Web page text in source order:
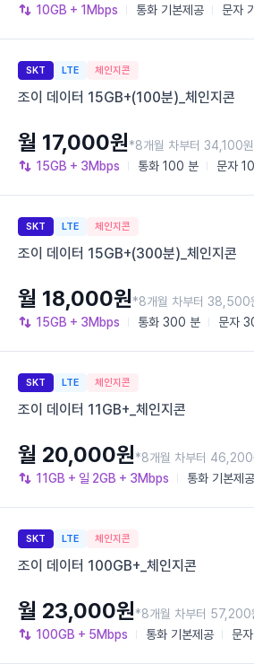
10GB + 1Mbps 통화 기본제공 문자
SKT LTE 체인지콘
조이 데이터 15GB+(100분)_체인지콘
15GB + 3Mbps 통화 100 분 문자
월 17,000원*8개월 차부터 34,100원
SKT LTE 체인지콘
조이 데이터 15GB+(300분)_체인지콘
15GB + 3Mbps 통화 300 분 문자
월 18,000원*8개월 차부터 38,500
SKT LTE 체인지콘
조이 데이터 11GB+_체인지콘
11GB + 일 2GB + 3Mbps 통화 기본제공
월 20,000원*8개월 차부터 46,200
SKT LTE 체인지콘
조이 데이터 100GB+_체인지콘
100GB + 5Mbps 통화 기본제공 문자
월 23,000원*8개월 차부터 57,200